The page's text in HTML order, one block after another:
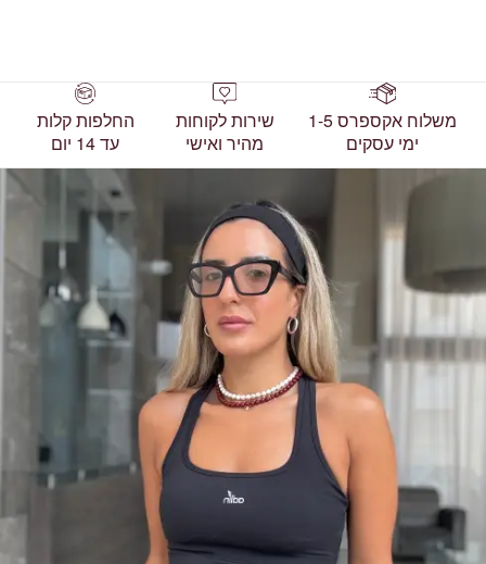
משלוח אקספרס 1-5
ימי עסקים
שירות לקוחות
מהיר ואישי
החלפות קלות
עד 14 יום